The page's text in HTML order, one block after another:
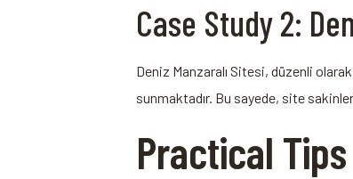
Case Study 2:
Deniz Manzaralı Sitesi, düzenli
sunmaktadır. Bu sayede, site‍
Practical